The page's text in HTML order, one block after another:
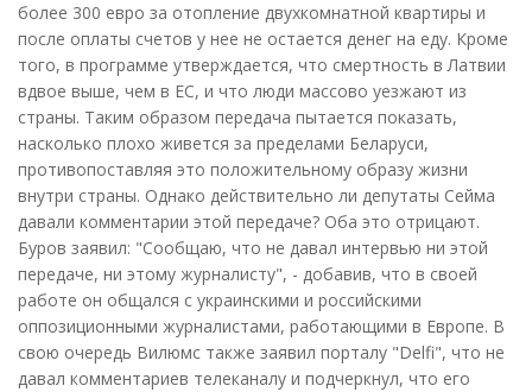
более 300 евро за отопление двухкомнатной квартиры и
после оплаты счетов у нее не остается денег на еду. Кроме
того, в программе утверждается, что смертность в Латвии
вдвое выше, чем в ЕС, и что люди массово уезжают из
страны. Таким образом передача пытается показать,
насколько плохо живется за пределами Беларуси,
противопоставляя это положительному образу жизни
внутри страны. Однако действительно ли депутаты Сейма
давали комментарии этой передаче? Оба это отрицают.
Буров заявил: "Сообщаю, что не давал интервью ни этой
передаче, ни этому журналисту", - добавив, что в своей
работе он общался с украинскими и российскими
оппозиционными журналистами, работающими в Европе. В
свою очередь Вилюмс также заявил порталу "Delfi", что не
давал комментариев телеканалу и подчеркнул, что его